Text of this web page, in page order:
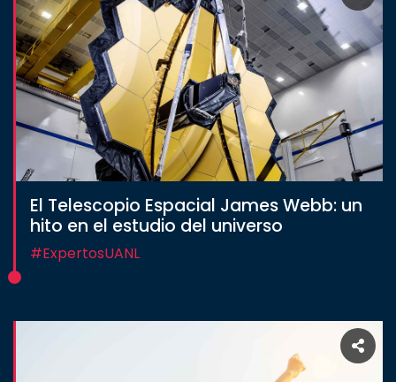
El Telescopio Espacial James Webb: un
hito en el estudio del universo
#ExpertosUANL